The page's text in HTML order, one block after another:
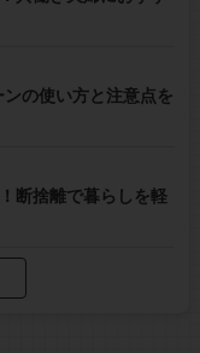
の使い方と注意点を
断捨離で暮らしを軽